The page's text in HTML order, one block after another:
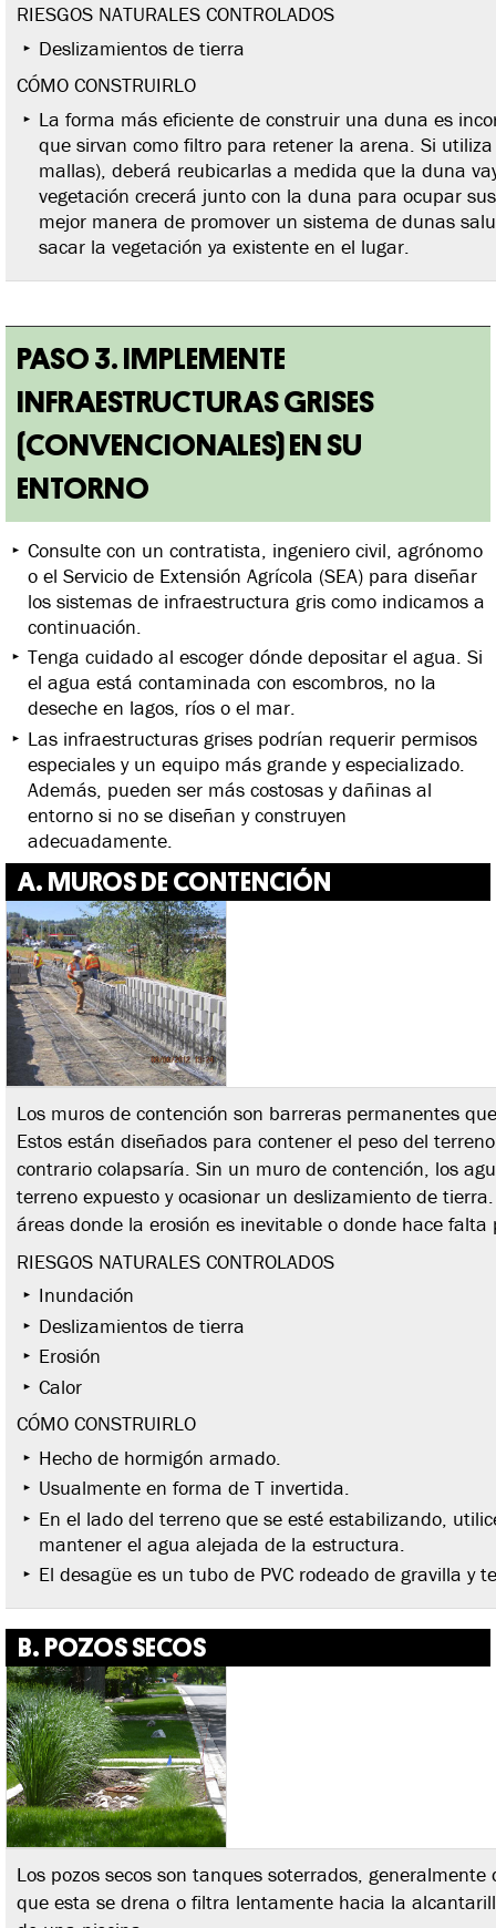
RIESGOS NATURALES CONTROLADOS
Deslizamientos de tierra
CÓMO CONSTRUIRLO
La forma más eficiente de construir una duna es
que sirvan como filtro para retener la arena. Si
mallas), deberá reubicarlas a medida que la duna
vegetación crecerá junto con la duna para ocupar
mejor manera de promover un sistema de dunas
sacar la vegetación ya existente en el lugar.
PASO 3. IMPLEMENTE
INFRAESTRUCTURAS GRISES
(CONVENCIONALES) EN SU
ENTORNO
Consulte con un contratista, ingeniero civil, agrónomo
o el Servicio de Extensión Agrícola (SEA) para diseñar
los sistemas de infraestructura gris como indicamos a
continuación.
Tenga cuidado al escoger dónde depositar el agua. Si
el agua está contaminada con escombros, no la
deseche en lagos, ríos o el mar.
Las infraestructuras grises podrían requerir permisos
especiales y un equipo más grande y especializado.
Además, pueden ser más costosas y dañinas al
entorno si no se diseñan y construyen
adecuadamente.
A. MUROS DE CONTENCIÓN
Los muros de contención son barreras permanentes
Estos están diseñados para contener el peso del
contrario colapsaría. Sin un muro de contención, los
terreno expuesto y ocasionar un deslizamiento de
áreas donde la erosión es inevitable o donde hace
RIESGOS NATURALES CONTROLADOS
Inundación
Deslizamientos de tierra
Erosión
Calor
CÓMO CONSTRUIRLO
Hecho de hormigón armado.
Usualmente en forma de T invertida.
En el lado del terreno que se esté estabilizando,
mantener el agua alejada de la estructura.
El desagüe es un tubo de PVC rodeado de gravilla y
B. POZOS SECOS
Los pozos secos son tanques soterrados,
que esta se drena o filtra lentamente hacia la